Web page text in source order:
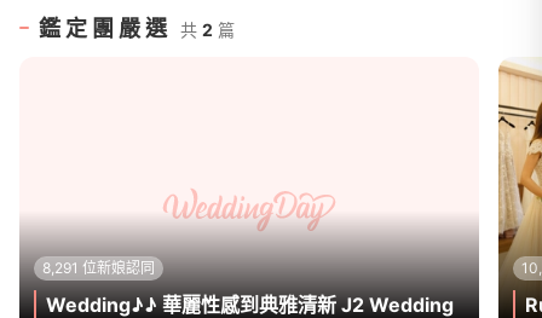
鑑定團嚴選 共 2 篇
8,291 位新娘認同
Wedding♪♪ 華麗性感到典雅清新 J2 Wedding